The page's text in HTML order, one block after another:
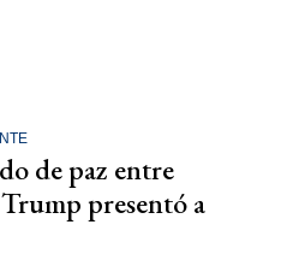
de paz entre
presentó a